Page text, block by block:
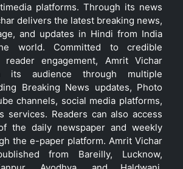
platforms. Through its news
delivers the latest breaking news,
and updates in Hindi from India
world. Committed to credible
reader engagement, Amrit Vichar
its audience through multiple
Breaking News updates, Photo
channels, social media platforms,
services. Readers can also access
the daily newspaper and weekly
the e-paper platform. Amrit Vichar
from Bareilly, Lucknow,